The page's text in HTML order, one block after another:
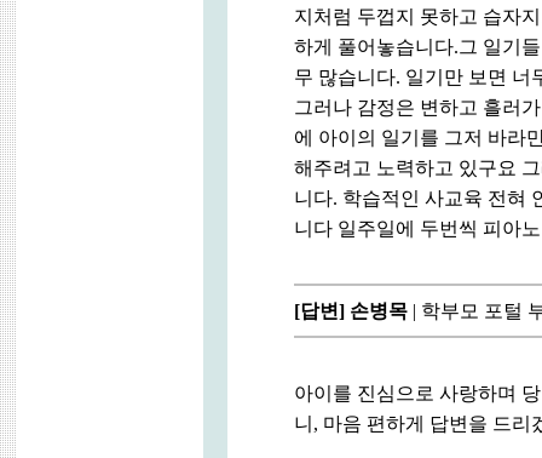
지처럼 두껍지 못하고 습자
하게 풀어놓습니다.그 일기
무 많습니다. 일기만 보면 너
그러나 감정은 변하고 흘러
에 아이의 일기를 그저 바라
해주려고 노력하고 있구요
니다. 학습적인 사교육 전혀
니다 일주일에 두번씩 피아
[답변] 손병목 | 학부모 포털
아이를 진심으로 사랑하며
니, 마음 편하게 답변을 드리